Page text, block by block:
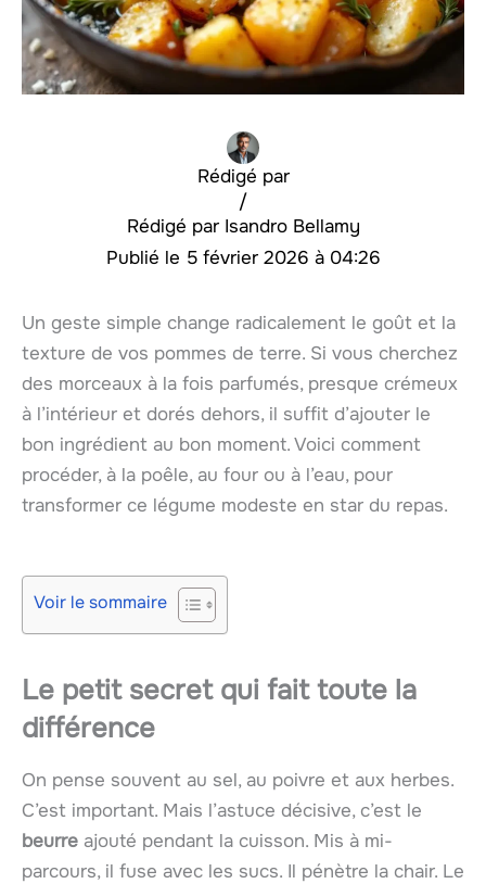
Rédigé par
Isandro Bellamy
/
5 février 2026 à 04:26
Un geste simple change radicalement le goût et la
texture de vos pommes de terre. Si vous cherchez
des morceaux à la fois parfumés, presque crémeux
à l’intérieur et dorés dehors, il suffit d’ajouter le
bon ingrédient au bon moment. Voici comment
procéder, à la poêle, au four ou à l’eau, pour
transformer ce légume modeste en star du repas.
Voir le sommaire
Le petit secret qui fait toute la
différence
On pense souvent au sel, au poivre et aux herbes.
C’est important. Mais l’astuce décisive, c’est le
beurre ajouté pendant la cuisson. Mis à mi-
parcours, il fuse avec les sucs. Il pénètre la chair. Le